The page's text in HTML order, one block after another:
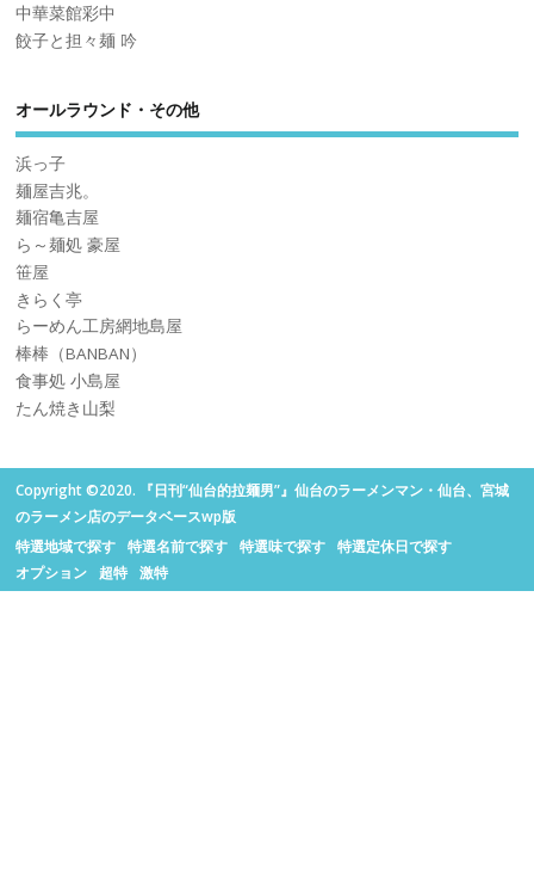
中華菜館彩中
餃子と担々麺 吟
オールラウンド・その他
浜っ子
麺屋吉兆。
麺宿亀吉屋
ら～麺処 豪屋
笹屋
きらく亭
らーめん工房網地島屋
棒棒（BANBAN）
食事処 小島屋
たん焼き山梨
Copyright ©2020. 『日刊“仙台的拉麺男”』仙台のラーメンマン・仙台、宮城
のラーメン店のデータベースwp版
特選地域で探す
特選名前で探す 特選味で探す
特選定休日で探す
オプション
超特 激特